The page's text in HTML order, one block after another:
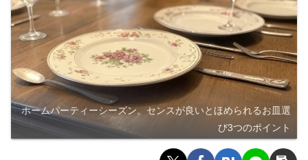
ホームパーティーシーズン。センスが良いとほめられるお皿選
び3つのポイント